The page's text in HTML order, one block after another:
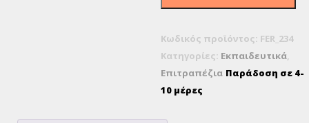
γύρω
ποσότητα
Κωδικός προϊόντος: FER_234
Κατηγορίες: Εκπαιδευτικά,
Επιτραπέζια Παράδοση σε 4-
10 μέρες